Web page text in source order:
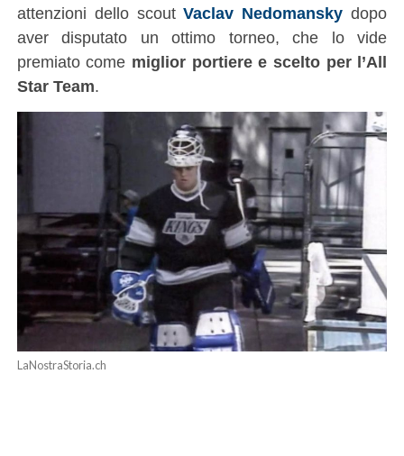
attenzioni dello scoutVaclav Nedomansky dopo
aver disputato un ottimo torneo, che lo vide
premiato come miglior portiere e scelto per l’All
Star Team.
LaNostraStoria.ch